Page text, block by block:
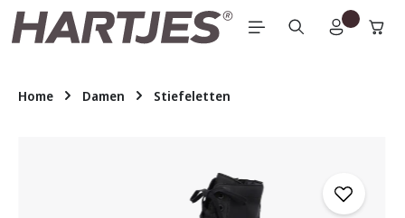
Zum Hauptinhalt springen
Home Damen Stiefeletten